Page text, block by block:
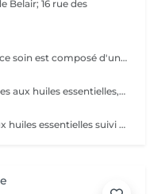
Belair; 16 rue des
Pour une peau douce et soyeuse , ce soin est composé d'un gommage du corps complet suivi d'un massage aux huiles aromatiques
Massage cou, épaules, dos et jambes aux huiles essentielles, suivi d'une réfléxologie palmaire et plantaire. Le rituel se termine par un massage crânien revitalisant. Ce soin commence par un rafraîchissement stimulant des pieds pour favoriser la circulation sanguine et la relaxation.
Une heure de massage relaxant aux huiles essentielles suivi d'un masque hydratant visage et d'un massage du crane et visage par accupression. Ce soin commence par un rafraîchissement stimulant des pieds pour favoriser la circulation sanguine et la relaxation.